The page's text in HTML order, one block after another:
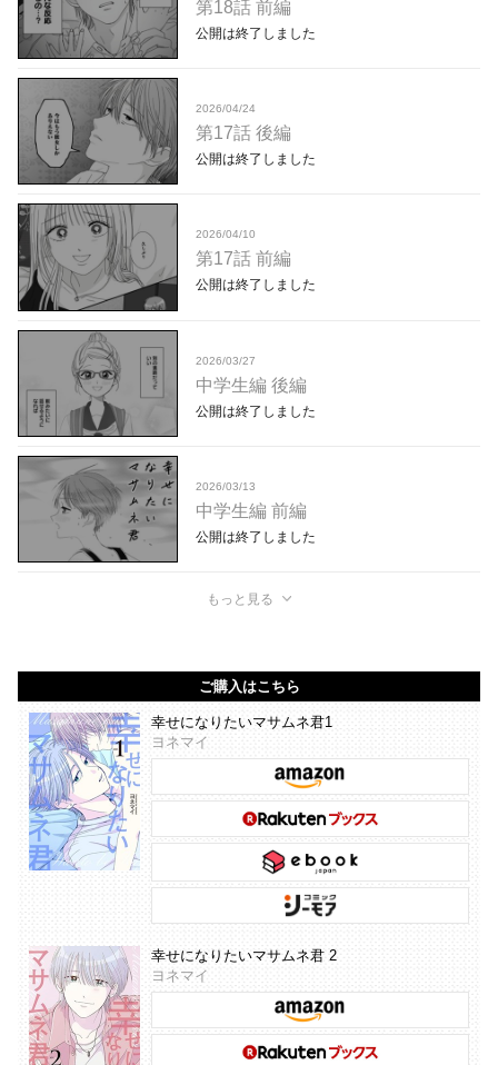
第18話 前編
公開は終了しました
2026/04/24
第17話 後編
公開は終了しました
2026/04/10
第17話 前編
公開は終了しました
2026/03/27
中学生編 後編
公開は終了しました
2026/03/13
中学生編 前編
公開は終了しました
もっと見る
ご購入はこちら
幸せになりたいマサムネ君1
ヨネマイ
幸せになりたいマサムネ君 2
ヨネマイ